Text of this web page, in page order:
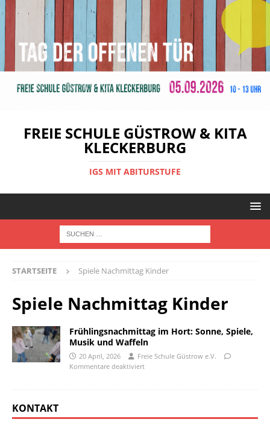
FREIE SCHULE GÜSTROW & KITA
KLECKERBURG
IGS MIT ABITURSTUFE
STARTSEITE Spiele Nachmittag Kinder
Spiele Nachmittag Kinder
Frühlingsnachmittag im Hort: Sonne, Spiele,
Musik und Waffeln
20 April, 2026
Freie Schule Güstrow e.V.
Kommentare deaktiviert
KONTAKT